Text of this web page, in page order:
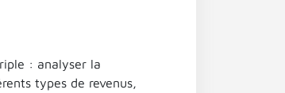
: analyser la
types de revenus,